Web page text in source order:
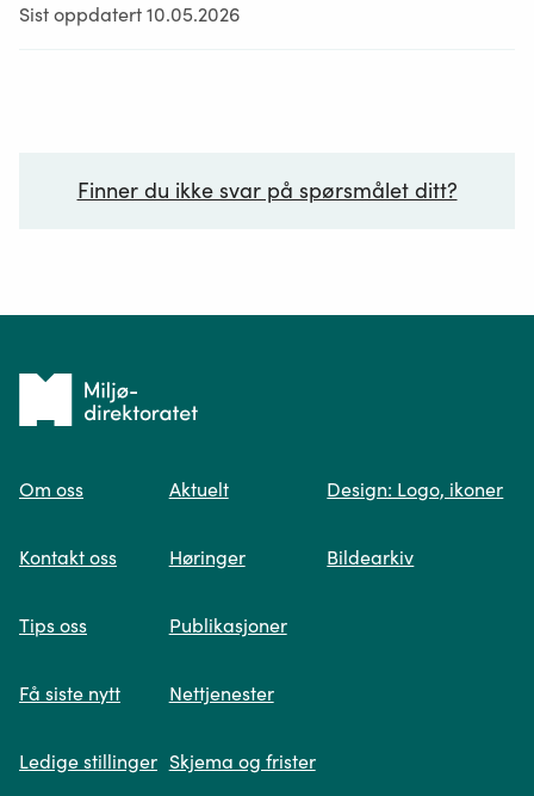
Last ned mulighetsstudien (.pdf)
Sist oppdatert 10.05.2026
Finner du ikke svar på spørsmålet ditt?
søk og viser deg vår mest relevante
Tilbake
forsiden
Om oss
Kontakt oss
Tips oss
Få siste nytt
Ledige stillinger
Aktuelt
Høringer
Publikasjoner
Nettjenester
Skjema og frister
Design: Logo, ikoner
Bildearkiv